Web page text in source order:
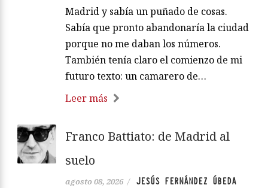
Madrid y sabía un puñado de cosas.
Sabía que pronto abandonaría la ciudad
porque no me daban los números.
También tenía claro el comienzo de mi
futuro texto: un camarero de…
Leer más
Franco Battiato: de Madrid al
suelo
agosto 08, 2026 / JESÚS FERNÁNDEZ ÚBEDA